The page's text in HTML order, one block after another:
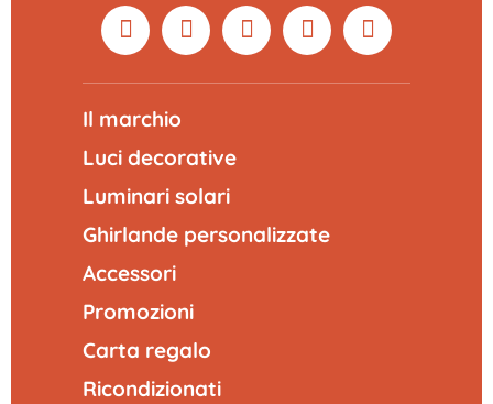
Il marchio
Luci decorative
Luminari solari
Ghirlande personalizzate
Accessori
Promozioni
Carta regalo
Ricondizionati